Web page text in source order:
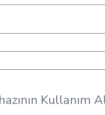
Kullanım